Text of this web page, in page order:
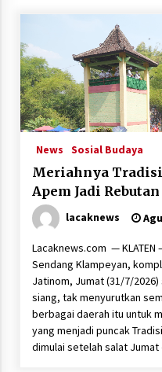
News Sosial Budaya
Meriahnya Tradisi
Apem Jadi
lacaknews
Lacaknews.com — KLATEN
Sendang Klampeyan,
Jatinom, Jumat (31/7/
siang, tak menyurutkan
berbagai daerah itu untuk
yang menjadi puncak
dimulai setelah salat